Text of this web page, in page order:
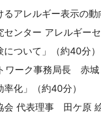
アレルギー表示の動
センター アレルギ
ついて」（約40分）
ワーク事務局長 赤
化」（約40分）
会 代表理事 田ケ原